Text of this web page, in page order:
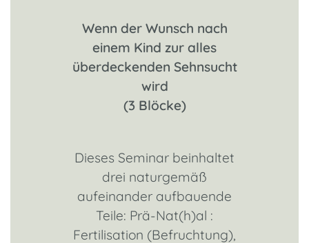
Wenn der Wunsch nach
einem Kind zur alles
überdeckenden Sehnsucht
wird
(3 Blöcke)
Dieses Seminar beinhaltet
drei naturgemäß
aufeinander aufbauende
Teile: Prä-Nat(h)al :
Fertilisation (Befruchtung),